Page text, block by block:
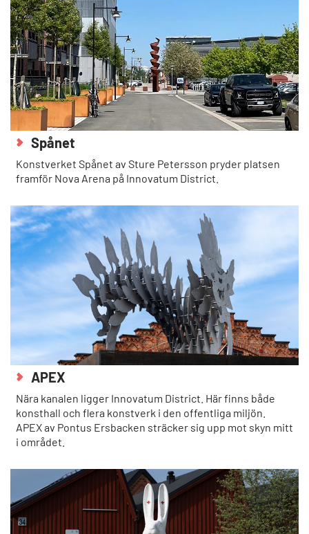
Spånet
Konstverket Spånet av Sture Petersson pryder platsen
framför Nova Arena på Innovatum District.
APEX
Nära kanalen ligger Innovatum District. Här finns både
konsthall och flera konstverk i den offentliga miljön.
APEX av Pontus Ersbacken sträcker sig upp mot skyn mitt
i området.